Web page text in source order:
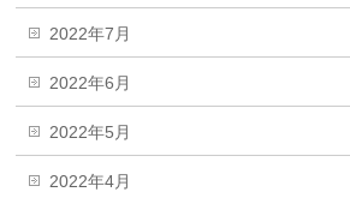
2022年7月
2022年6月
2022年5月
2022年4月